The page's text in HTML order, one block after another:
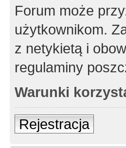
Forum może
użytkownikom.
z netykietą i
regulaminy
Warunki
Rejestracja